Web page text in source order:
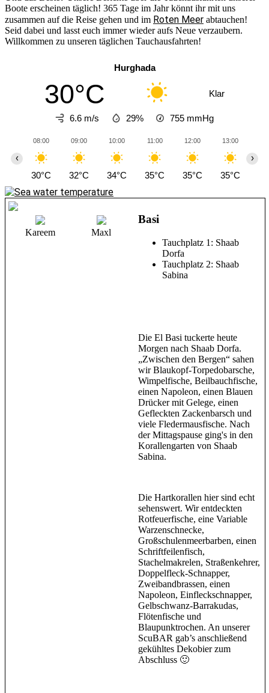
Boote erscheinen täglich! 365 Tage im Jahr könnt ihr mit uns
zusammen auf die Reise gehen und im Roten Meer abtauchen!
Seid dabei und lasst euch immer wieder aufs Neue verzaubern.
Willkommen zu unseren täglichen Tauchausfahrten!
Hurghada
30°C Klar
6.6 m/s 29% 755 mmHg
08:00
30°C
09:00
32°C
10:00
34°C
11:00
35°C
12:00
35°C
13:00
35°C
‹ ›
Kareem Maxl
Basi
Tauchplatz 1: Shaab
Dorfa
Tauchplatz 2: Shaab
Sabina
Die El Basi tuckerte heute
Morgen nach Shaab Dorfa.
„Zwischen den Bergen“ sahen
wir Blaukopf-Torpedobarsche,
Wimpelfische, Beilbauchfische,
einen Napoleon, einen Blauen
Drücker mit Gelege, einen
Gefleckten Zackenbarsch und
viele Fledermausfische. Nach
der Mittagspause ging's in den
Korallengarten von Shaab
Sabina.
Die Hartkorallen hier sind echt
sehenswert. Wir entdeckten
Rotfeuerfische, eine Variable
Warzenschnecke,
Großschulenmeerbarben, einen
Schriftfeilenfisch,
Stachelmakrelen, Straßenkehrer,
Doppelfleck-Schnapper,
Zweibandbrassen, einen
Napoleon, Einfleckschnapper,
Gelbschwanz-Barrakudas,
Flötenfische und
Blaupunktrochen. An unserer
ScuBAR gab’s anschließend
gekühltes Dekobier zum
Abschluss 🙂